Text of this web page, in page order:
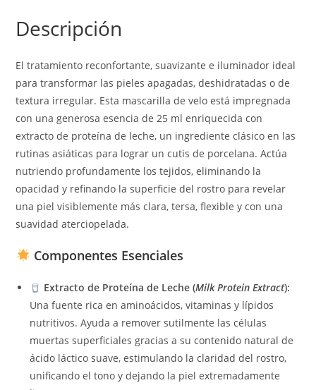
Descripción
El tratamiento reconfortante, suavizante e iluminador ideal
para transformar las pieles apagadas, deshidratadas o de
textura irregular. Esta mascarilla de velo está impregnada
con una generosa esencia de 25 ml enriquecida con
extracto de proteína de leche, un ingrediente clásico en las
rutinas asiáticas para lograr un cutis de porcelana. Actúa
nutriendo profundamente los tejidos, eliminando la
opacidad y refinando la superficie del rostro para revelar
una piel visiblemente más clara, tersa, flexible y con una
suavidad aterciopelada.
Componentes Esenciales
Extracto de Proteína de Leche (Milk Protein Extract):
Una fuente rica en aminoácidos, vitaminas y lípidos
nutritivos. Ayuda a remover sutilmente las células
muertas superficiales gracias a su contenido natural de
ácido láctico suave, estimulando la claridad del rostro,
unificando el tono y dejando la piel extremadamente